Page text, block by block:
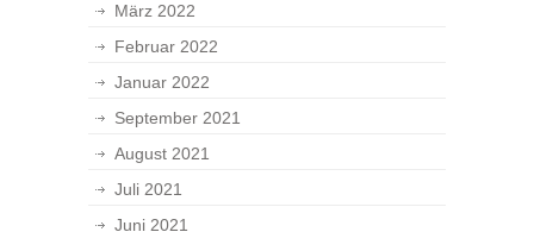
März 2022
Februar 2022
Januar 2022
September 2021
August 2021
Juli 2021
Juni 2021